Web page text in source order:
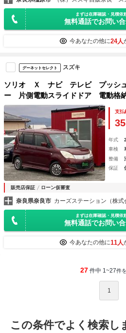
まずは在庫確認・見積依
無料通話でお問い
今あなたの他に24人
グーネットセレクト スズキ
ソリオ Ｘ ナビ テレビ プッシュ
ー 片側電動スライドドア 電動格
支払
35
年式
車検
整備
保証
販売店保証 ローン仮審査
奈良県奈良市 カーズステーション（株式
まずは在庫確認・見積依
無料通話でお問い
今あなたの他に11人
27 件中 1~27件
1
この条件でよく検索し